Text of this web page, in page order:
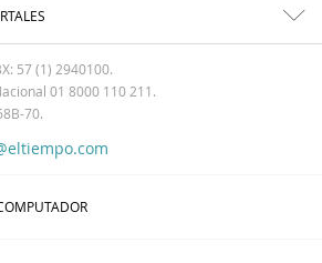
57 (1) 2940100.
01 8000 110 211.
70.